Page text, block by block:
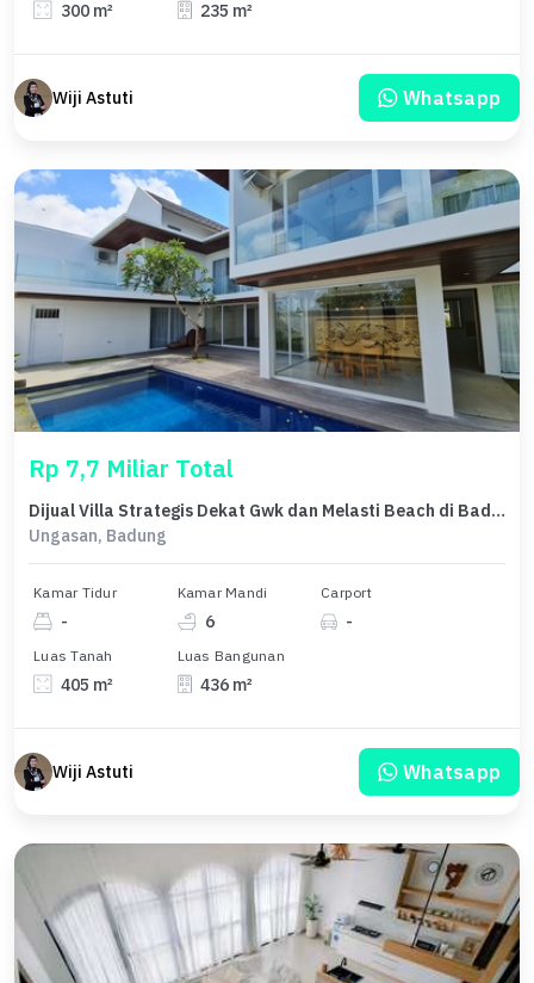
300 m² 235 m²
Wiji Astuti Whatsapp
Rp 7,7 Miliar Total
Dijual Villa Strategis Dekat Gwk dan Melasti Beach di Badung Bali
Ungasan, Badung
Kamar Tidur
-
Kamar Mandi
6
Carport
-
Luas Tanah
405 m²
Luas Bangunan
436 m²
Wiji Astuti Whatsapp